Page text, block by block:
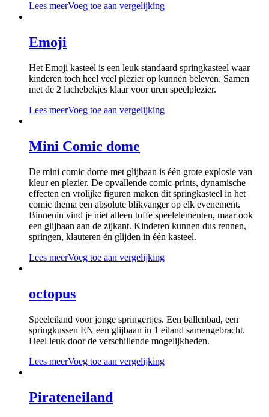
Lees meerVoeg toe aan vergelijking
Emoji
Het Emoji kasteel is een leuk standaard springkasteel waar
kinderen toch heel veel plezier op kunnen beleven. Samen
met de 2 lachebekjes klaar voor uren speelplezier.
Lees meerVoeg toe aan vergelijking
Mini Comic dome
De mini comic dome met glijbaan is één grote explosie van
kleur en plezier. De opvallende comic-prints, dynamische
effecten en vrolijke figuren maken dit springkasteel in het
comic thema een absolute blikvanger op elk evenement.
Binnenin vind je niet alleen toffe speelelementen, maar ook
een glijbaan aan de zijkant. Kinderen kunnen dus rennen,
springen, klauteren én glijden in één kasteel.
Lees meerVoeg toe aan vergelijking
octopus
Speeleiland voor jonge springertjes. Een ballenbad, een
springkussen EN een glijbaan in 1 eiland samengebracht.
Heel leuk door de verschillende mogelijkheden.
Lees meerVoeg toe aan vergelijking
Pirateneiland